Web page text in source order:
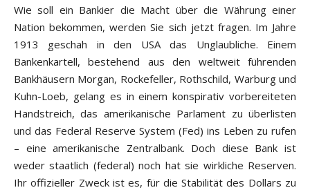
Wie soll ein Bankier die Macht über die Währung einer
Nation bekommen, werden Sie sich jetzt fragen. Im Jahre
1913 geschah in den USA das Unglaubliche. Einem
Bankenkartell, bestehend aus den weltweit führenden
Bankhäusern Morgan, Rockefeller, Rothschild, Warburg und
Kuhn-Loeb, gelang es in einem konspirativ vorbereiteten
Handstreich, das amerikanische Parlament zu überlisten
und das Federal Reserve System (Fed) ins Leben zu rufen
– eine amerikanische Zentralbank. Doch diese Bank ist
weder staatlich (federal) noch hat sie wirkliche Reserven.
Ihr offizieller Zweck ist es, für die Stabilität des Dollars zu